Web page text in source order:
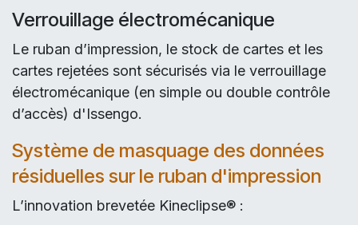
Verrouillage électromécanique
Le ruban d’impression, le stock de cartes et les
cartes rejetées sont sécurisés via le verrouillage
électromécanique (en simple ou double contrôle
d’accès) d'Issengo.
Système de masquage des données
résiduelles sur le ruban d'impression
L’innovation brevetée Kineclipse® :